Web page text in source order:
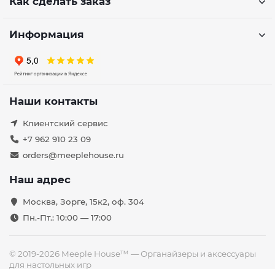
Информация
Наши контакты
Клиентский сервис
+7 962 910 23 09
orders@meeplehouse.ru
Наш адрес
Москва, Зорге, 15к2, оф. 304
Пн.-Пт.: 10:00 — 17:00
© 2019-2026 Meeple House™ — Органайзеры и аксессуары
для настольных игр